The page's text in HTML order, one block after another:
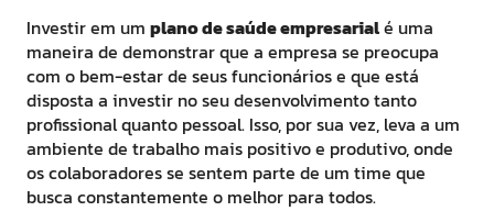
Investir em um plano de saúde empresarialé uma
maneira de demonstrar que a empresa se preocupa
com o bem-estar de seus funcionários e que está
disposta a investir no seu desenvolvimento tanto
profissional quanto pessoal. Isso, por sua vez, leva a um
ambiente de trabalho mais positivo e produtivo, onde
os colaboradores se sentem parte de um time que
busca constantemente o melhor para todos.